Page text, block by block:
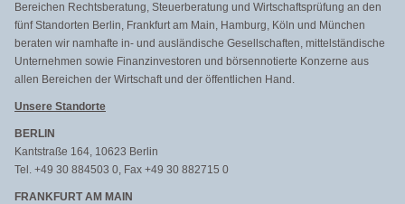
Bereichen Rechtsberatung, Steuerberatung und Wirtschaftsprüfung an den
fünf Standorten Berlin, Frankfurt am Main, Hamburg, Köln und München
beraten wir namhafte in- und ausländische Gesellschaften, mittelständische
Unternehmen sowie Finanzinvestoren und börsennotierte Konzerne aus
allen Bereichen der Wirtschaft und der öffentlichen Hand.
Unsere Standorte
BERLIN
Kantstraße 164, 10623 Berlin
Tel. +49 30 884503 0, Fax +49 30 882715 0
FRANKFURT AM MAIN